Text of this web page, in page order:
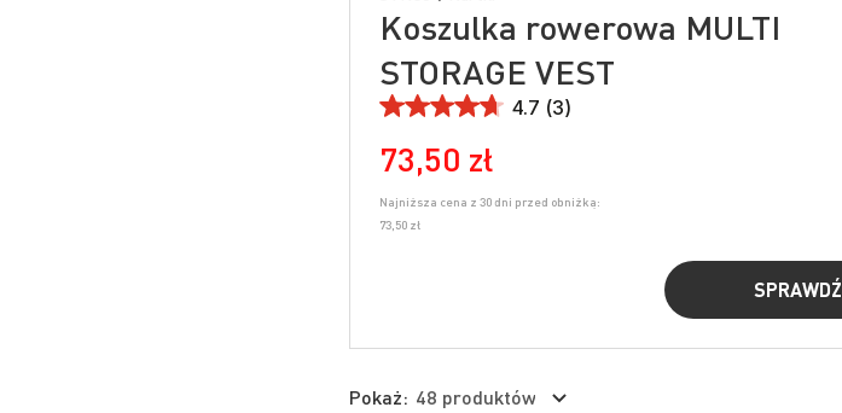
Koszulka rowerowa MULTI
STORAGE VEST
4.7 (3)
73,50 zł
Najniższa cena z 30 dni przed obniżką:
73,50 zł
SPRAWDŹ
Pokaż: